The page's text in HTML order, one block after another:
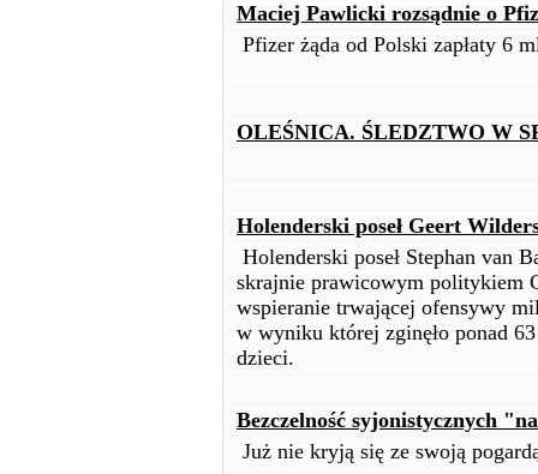
Maciej Pawlicki rozsądnie o
Pfizer żąda od Polski zapłaty 6
OLEŚNICA. ŚLEDZTWO W
Holenderski poseł Geert
Holenderski poseł Stephan van
skrajnie prawicowym politykiem
wspieranie trwającej ofensywy
w wyniku której zginęło ponad
dzieci.
Bezczelność syjonistycznych
Już nie kryją się ze swoją